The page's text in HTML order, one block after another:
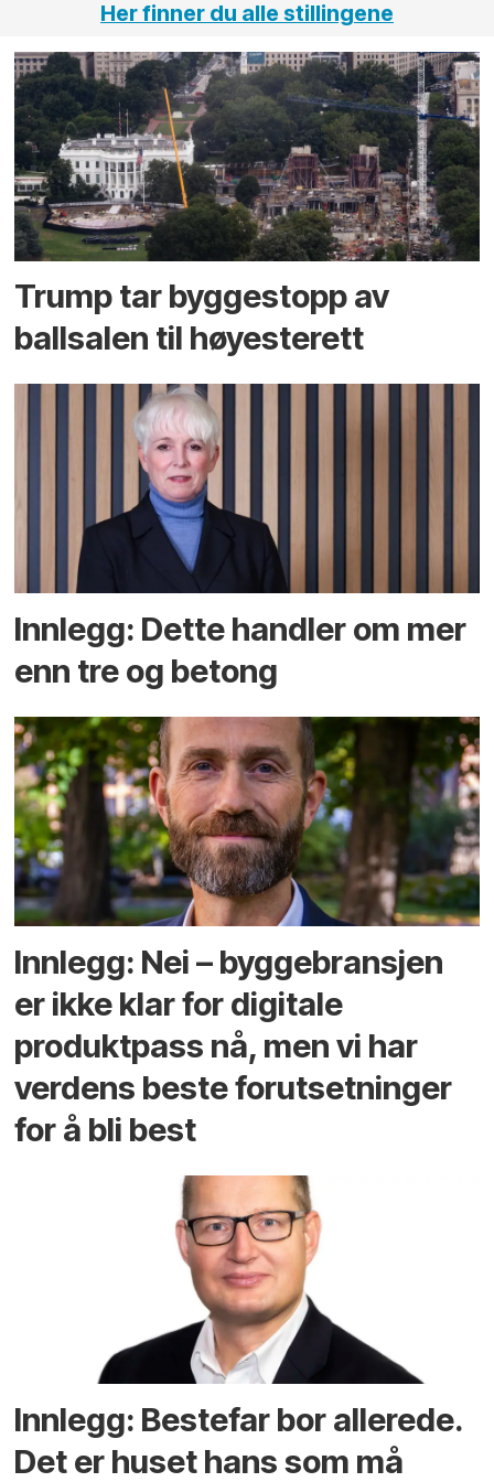
Her finner du alle stillingene
Trump tar byggestopp av
ballsalen til høyesterett
Innlegg: Dette handler om mer
enn tre og betong
Innlegg: Nei – byggebransjen
er ikke klar for digitale
produktpass nå, men vi har
verdens beste forutsetninger
for å bli best
Innlegg: Bestefar bor allerede.
Det er huset hans som må